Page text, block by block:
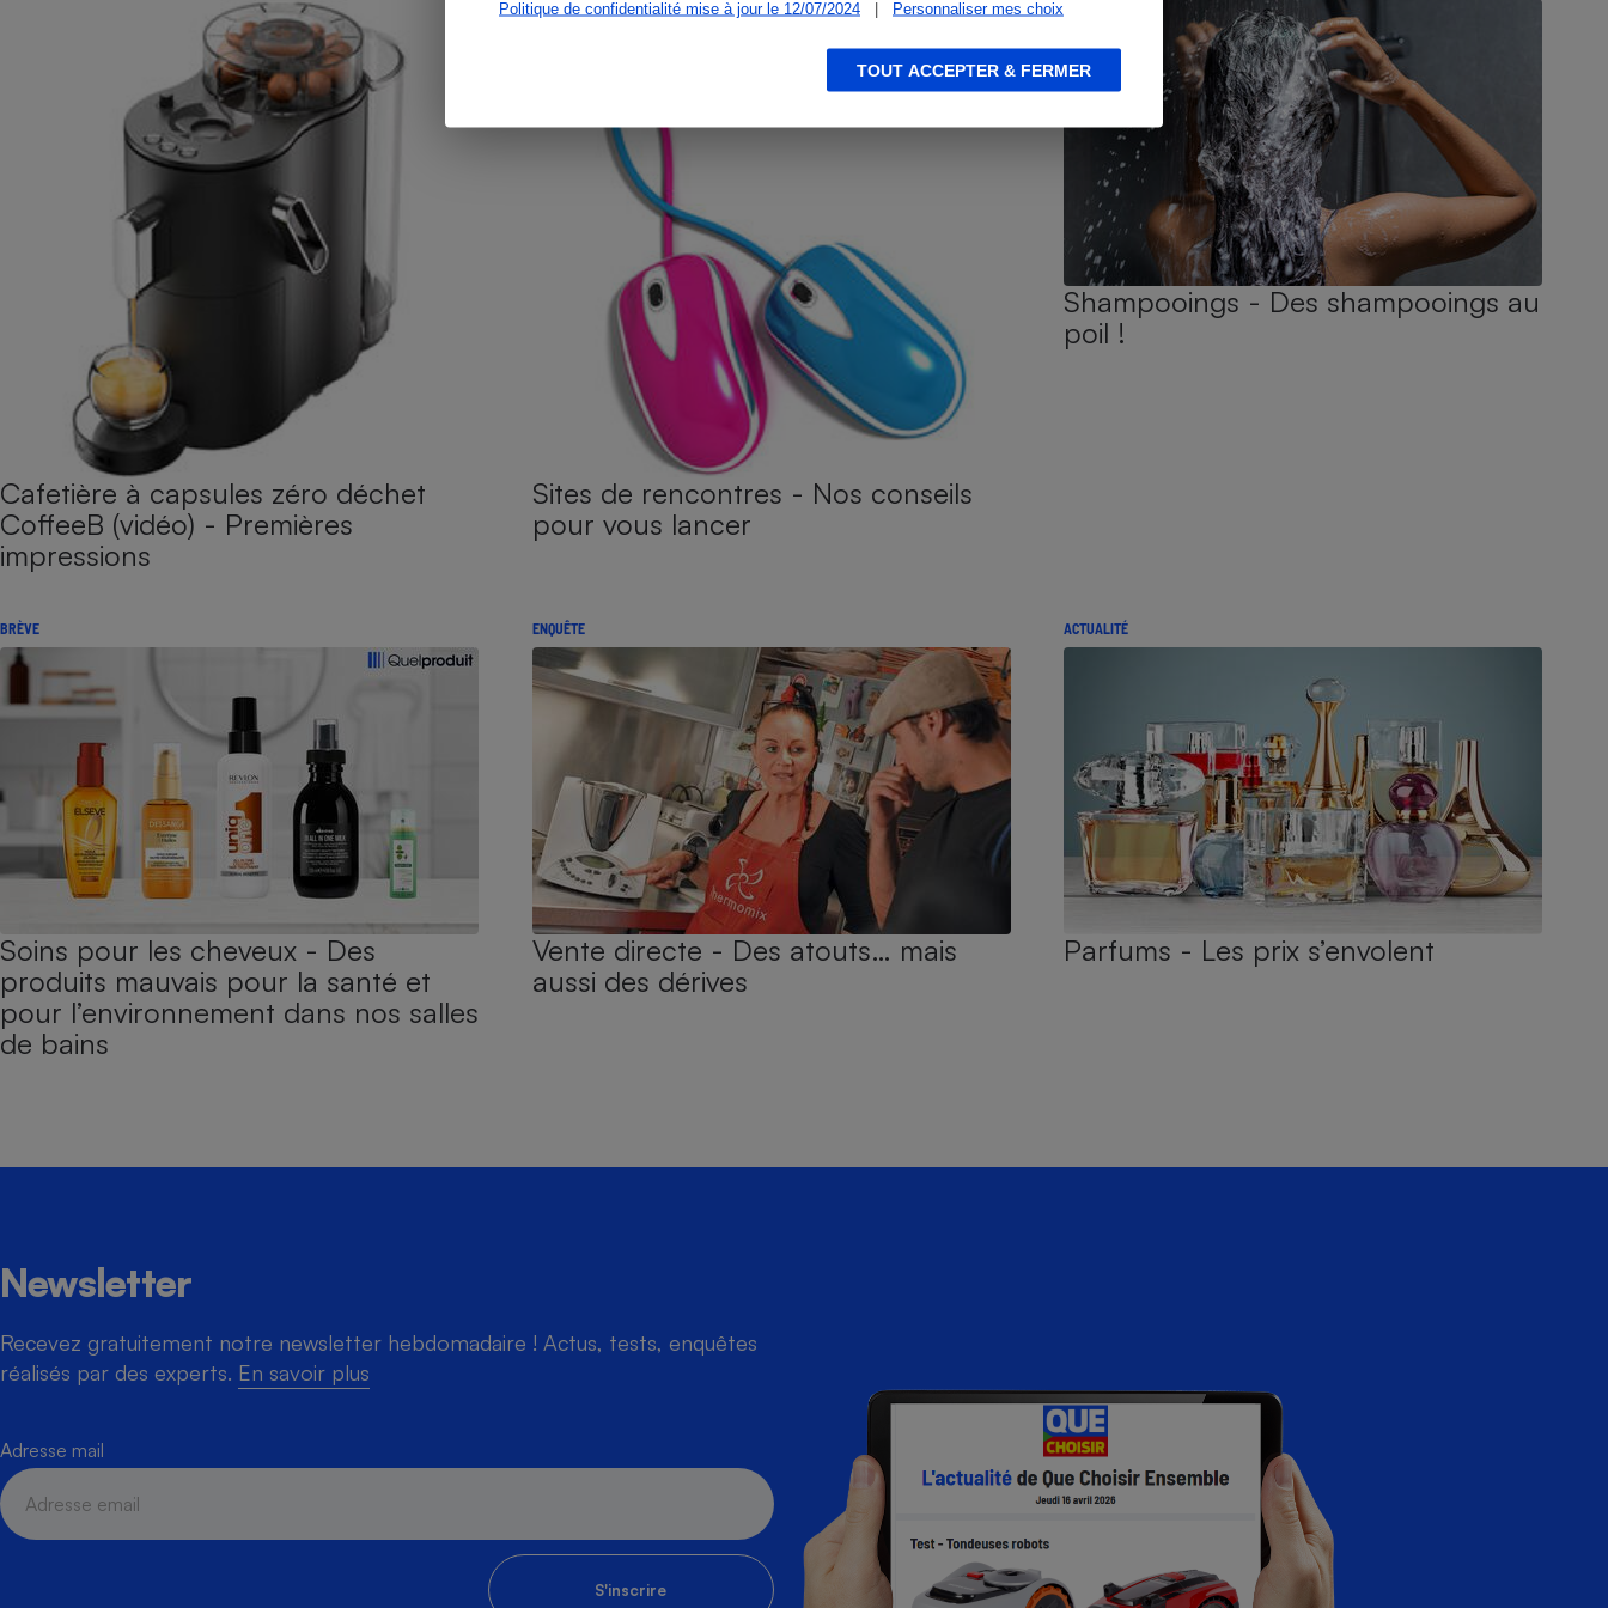
Politique de confidentialité mise à jour le 12/07/2024
| Personnaliser mes choix
TOUT ACCEPTER & FERMER
Cafetière à capsules zéro déchet
CoffeeB (vidéo) - Premières
impressions
Sites de rencontres - Nos conseils
pour vous lancer
Shampooings - Des shampooings au
poil !
BRÈVE
Soins pour les cheveux - Des
produits mauvais pour la santé et
pour l’environnement dans nos salles
de bains
ENQUÊTE
Vente directe - Des atouts… mais
aussi des dérives
ACTUALITÉ
Parfums - Les prix s’envolent
Newsletter
Recevez gratuitement notre newsletter hebdomadaire ! Actus, tests, enquêtes
réalisés par des experts. En savoir plus
Adresse mail
S'inscrire